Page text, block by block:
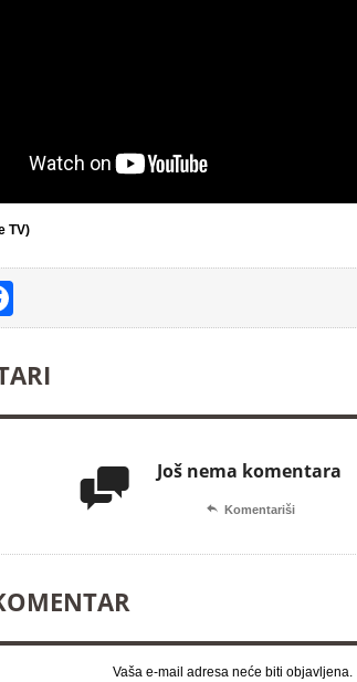
TV)
 Još nema komentara
 Komentariši
Vaša e-mail adresa neće biti objavljena.